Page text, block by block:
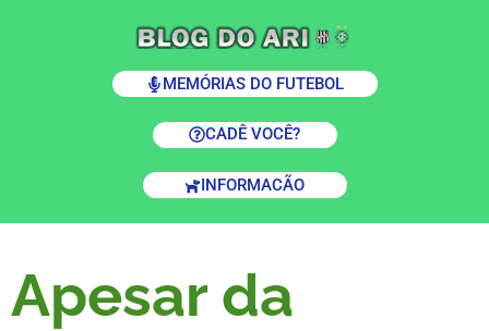
MEMÓRIAS DO FUTEBOL
CADÊ VOCÊ?
INFORMACÃO
Apesar da